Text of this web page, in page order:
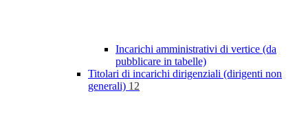
Incarichi amministrativi di vertice (da
pubblicare in tabelle)
Titolari di incarichi dirigenziali (dirigenti non
generali) 12